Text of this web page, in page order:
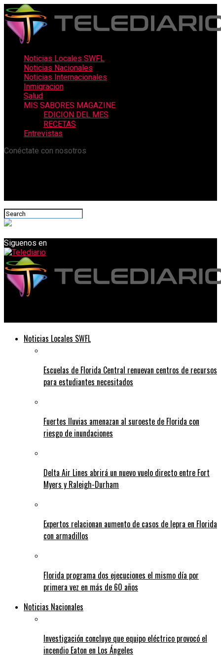
Noticias Locales SWFL
Noticias Nacionales
Noticias Internacionales
Inmigracion
Salud
MIS SABORES MAGAZINE
EDICION DEL MES
RECETAS
Entrevistas
Conéctate con nosotros
Siguenos en
Noticias Locales SWFL
Escuelas de Florida Central renuevan centros de recursos
para estudiantes necesitados
Fuertes lluvias amenazan al suroeste de Florida con
riesgo de inundaciones
Delta Air Lines abrirá un nuevo vuelo directo entre Fort
Myers y Raleigh-Durham
Expertos relacionan aumento de casos de lepra en Florida
con armadillos
Florida programa dos ejecuciones el mismo día por
primera vez en más de 60 años
Noticias Nacionales
Investigación concluye que equipo eléctrico provocó el
incendio Eaton en Los Ángeles